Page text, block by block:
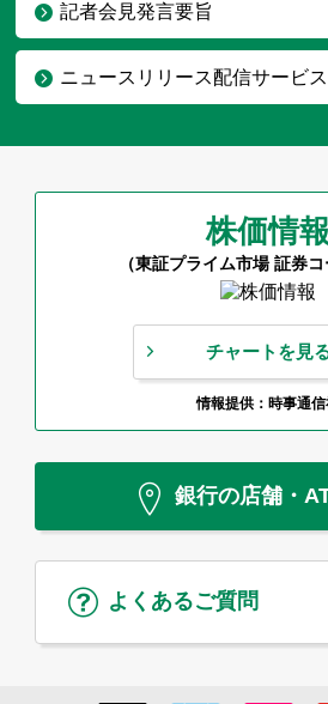
記者会見発言要旨
ニュースリリース配信サービス
株価情報
（東証プライム市場 証券コ
チャートを見
情報提供：時事通
銀行の店舗・
よくあるご質問